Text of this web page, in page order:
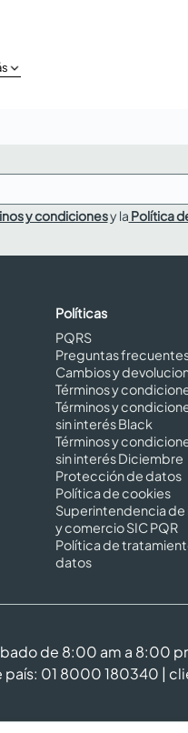
y condicionesy la Política
Políticas
PQRS
Preguntas
Cambios y
Términos y
Términos y
sin interés Black
Términos y
sin interés Diciembre
Protección de datos
Política de cookies
Superintendencia de
y comercio SIC PQR
Política de
datos
de 8:00 am a 8:00
01 8000 180340 |